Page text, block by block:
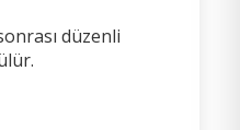
düzenli